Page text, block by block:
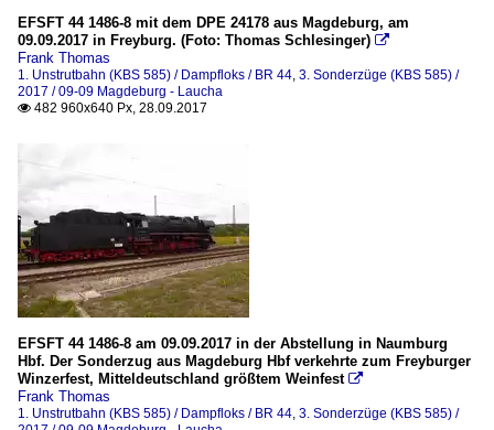
EFSFT 44 1486-8 mit dem DPE 24178 aus Magdeburg, am
09.09.2017 in Freyburg. (Foto: Thomas Schlesinger) 
Frank Thomas
1. Unstrutbahn (KBS 585) / Dampfloks / BR 44, 3. Sonderzüge (KBS 585) /
2017 / 09-09 Magdeburg - Laucha
 482 960x640 Px, 28.09.2017
EFSFT 44 1486-8 am 09.09.2017 in der Abstellung in Naumburg
Hbf. Der Sonderzug aus Magdeburg Hbf verkehrte zum Freyburger
Winzerfest, Mitteldeutschland größtem Weinfest 
Frank Thomas
1. Unstrutbahn (KBS 585) / Dampfloks / BR 44, 3. Sonderzüge (KBS 585) /